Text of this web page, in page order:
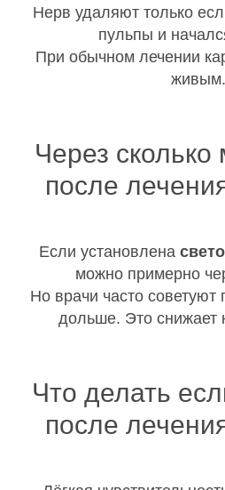
Нерв удаляют только
пульпы и
При обычном лечении
живым.
Через
после
Если установлена
можно примерно
Но врачи часто советуют
дольше. Это снижает
Что делать
после